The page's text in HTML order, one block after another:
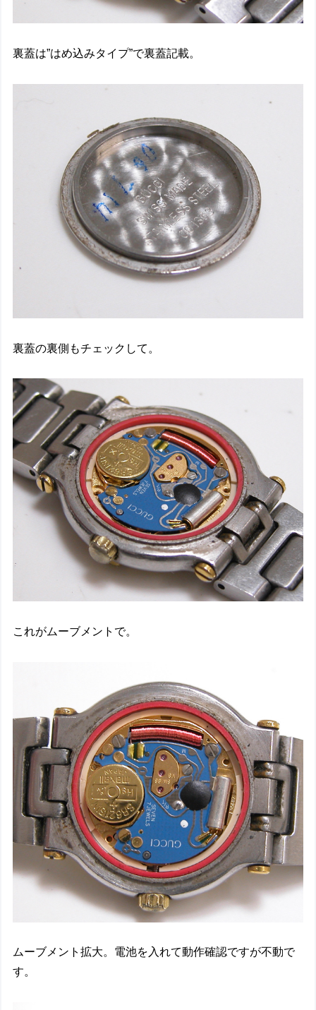
裏蓋は”はめ込みタイプ”で裏蓋記載。
裏蓋の裏側もチェックして。
これがムーブメントで。
ムーブメント拡大。電池を入れて動作確認ですが不動で
す。